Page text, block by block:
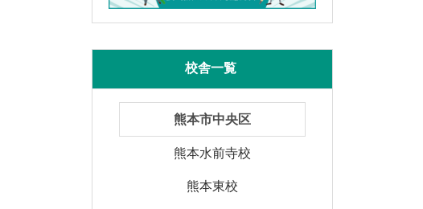
校舎一覧
熊本市中央区
熊本水前寺校
熊本東校